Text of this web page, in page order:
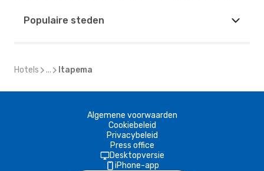
Populaire steden
Hotels ... Itapema
Algemene voorwaarden
Cookiebeleid
Privacybeleid
Press office
Desktopversie
iPhone-app